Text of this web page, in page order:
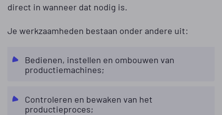
direct in wanneer dat nodig is.
Je werkzaamheden bestaan onder andere uit:
Bedienen, instellen en ombouwen van
productiemachines;
Controleren en bewaken van het
productieproces;